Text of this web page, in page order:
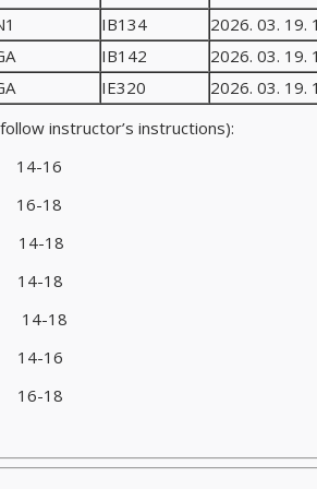
IB134
2026. 03. 19.
IB142
2026. 03. 19.
IE320
2026. 03. 19.
instructor’s instructions):
14-16
16-18
14-18
14-18
14-18
14-16
16-18